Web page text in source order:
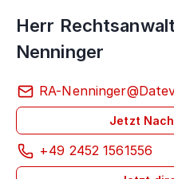
Herr
Nenninger
RA-
Jetzt
+49 2452 1561556